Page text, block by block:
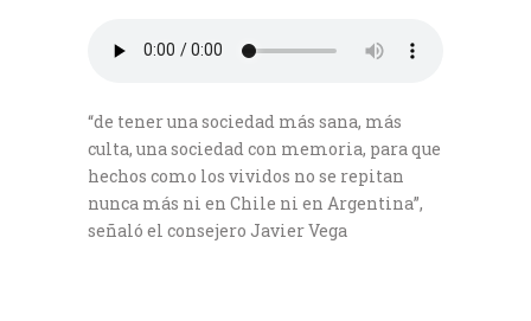
“de tener una sociedad más sana, más
culta, una sociedad con memoria, para que
hechos como los vividos no se repitan
nunca más ni en Chile ni en Argentina”,
señaló el consejero Javier Vega